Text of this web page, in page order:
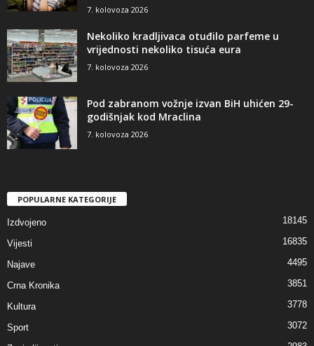
7. kolovoza 2026
Nekoliko kradljivaca otuđilo parfeme u
vrijednosti nekoliko tisuća eura
7. kolovoza 2026
Pod zabranom vožnje izvan BiH uhićen 29-
godišnjak kod Mraclina
7. kolovoza 2026
POPULARNE KATEGORIJE
Izdvojeno 18145
Vijesti 16835
Najave 4495
Crna Kronika 3851
Kultura 3778
Sport 3072